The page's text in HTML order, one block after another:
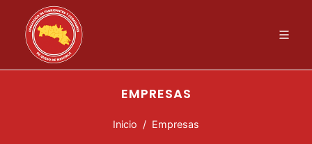
EMPRESAS
Inicio Empresas